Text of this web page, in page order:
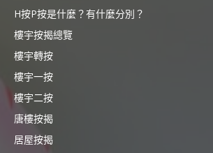
H按P按是什麼？有什麼分別？
樓宇按揭總覽
樓宇轉按
樓宇一按
樓宇二按
唐樓按揭
居屋按揭